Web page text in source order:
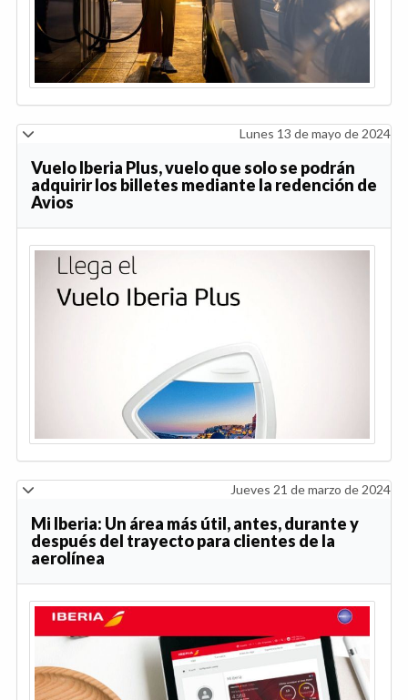
Lunes 13 de mayo de 2024
Vuelo Iberia Plus, vuelo que solo se podrán
adquirir los billetes mediante la redención de
Avios
Jueves 21 de marzo de 2024
Mi Iberia: Un área más útil, antes, durante y
después del trayecto para clientes de la
aerolínea